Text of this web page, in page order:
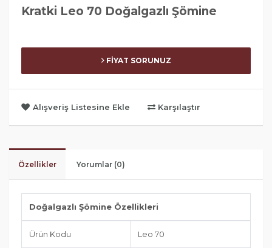
Kratki Leo 70 Doğalgazlı Şömine
FİYAT SORUNUZ
Alışveriş Listesine Ekle Karşılaştır
Özellikler Yorumlar (0)
Doğalgazlı Şömine Özellikleri
Ürün Kodu Leo 70